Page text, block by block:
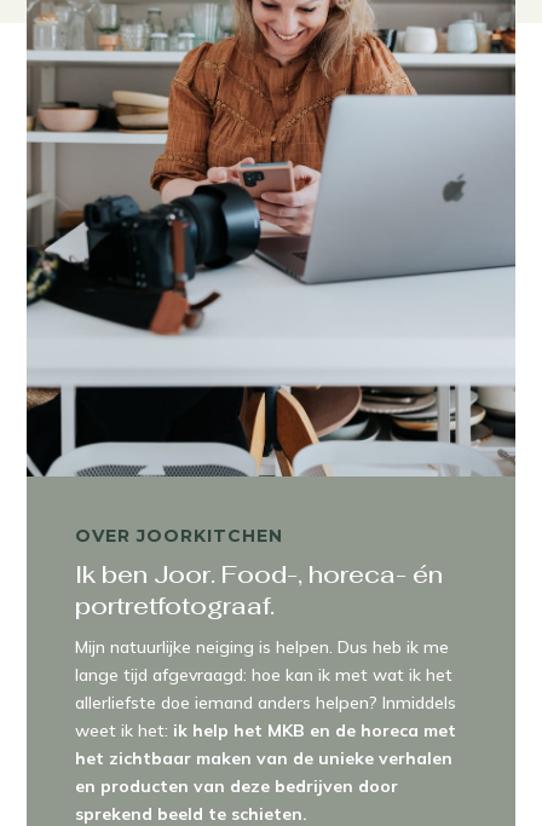
OVER JOORKITCHEN
Ik ben Joor. Food-, horeca- én
portretfotograaf.
Mijn natuurlijke neiging is helpen. Dus heb ik me
lange tijd afgevraagd: hoe kan ik met wat ik het
allerliefste doe iemand anders helpen? Inmiddels
weet ik het: ik help het MKB en de horeca met
het zichtbaar maken van de unieke verhalen
en producten van deze bedrijven door
sprekend beeld te schieten.